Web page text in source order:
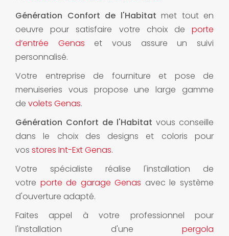
Génération Confort de l'Habitat met tout en
oeuvre pour satisfaire votre choix de porte
d’entrée Genas et vous assure un suivi
personnalisé.
Votre entreprise de fourniture et pose de
menuiseries vous propose une large gamme
de volets Genas.
Génération Confort de l'Habitat vous conseille
dans le choix des designs et coloris pour
vos stores Int-Ext Genas.
Votre spécialiste réalise l'installation de
votre porte de garage Genas avec le système
d'ouverture adapté.
Faites appel à votre professionnel pour
l'installation d'une pergola